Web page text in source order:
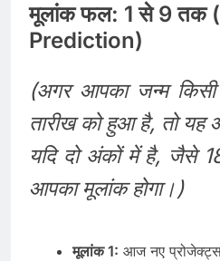
मूलांक फल: 1 से 9 तक
Prediction)
(अगर आपका जन्म
तारीख को हुआ है, तो
यदि दो अंकों में है, जैसे
आपका मूलांक होगा।)
मूलांक 1: आज नए